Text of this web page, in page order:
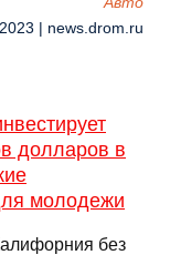
| news.drom.ru
долларов в
молодежи
без